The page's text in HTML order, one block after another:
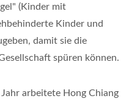
(Kinder mit
Kinder und
damit sie die
spüren können.
arbeitete Hong Chiang